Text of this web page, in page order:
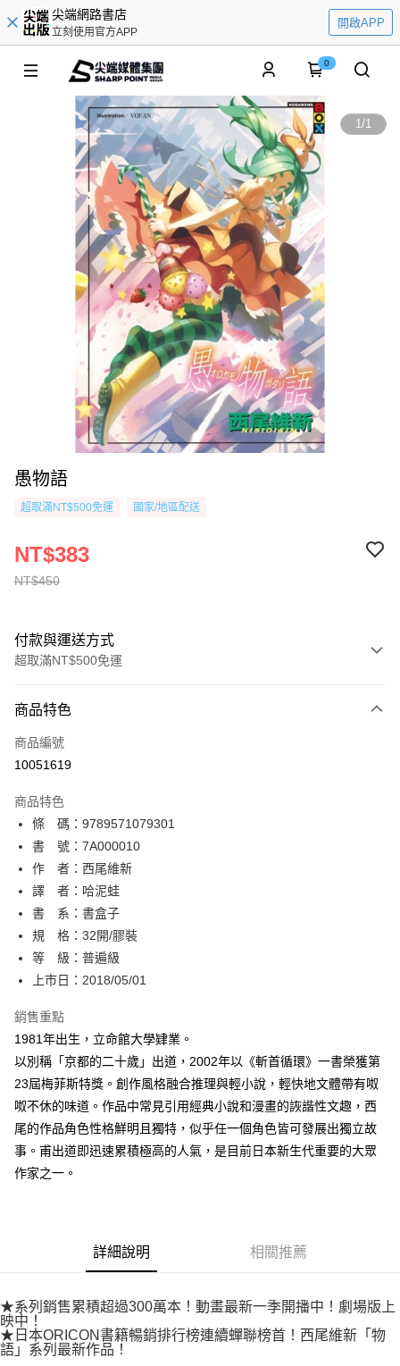
尖端網路書店
立刻使用官方APP
開啟APP
0
1/1
愚物語
超取滿NT$500免運 國家/地區配送
NT$450
NT$383
付款與運送方式
超取滿NT$500免運
信用卡一次付款
超商取貨付款
相關說明
【關於「AFTEE先享後付」】
AFTEE先享後付是「在收到商品之後才付款」的支付方式。 讓您購物簡單
便利好安心！
１．簡單：不需註冊會員、不需綁卡、不需儲值。
２．便利：只要手機號碼，簡訊認證，即可結帳。
３．安心：先確認商品／服務後，再付款。
【「AFTEE先享後付」結帳流程】
１．於結帳方式選擇「AFTEE先享後付」後，將跳轉至「AFTEE先享後付」
結帳頁面，進行簡訊認證並確認金額後，即可完成結帳。
２．訂單成立數日內，您將收到繳費通知簡訊。
ATM／網路銀行／等多元方式進行付款，方視為交易完成。
※ 請注意：結帳手續完成當下不需立刻繳費，但若您需要取消訂單，請聯絡
購買商品的店家。未經商家同意取消之訂單仍視為有效，需透過AFTEE先享
後付繳納相關費用。
※ 交易是否成功請以「AFTEE先享後付 」之結帳頁面顯示為準，若有關於
是否繳費成功／繳費後需取消欲退款等相關疑問，請聯繫「AFTEE先享後付
【注意事項】
１．透過由恩沛科技股份有限公司提供之「AFTEE先享後付」服務完成之交
易，需依本服務之必要範圍內提供個人資料，並將交易相關給付款項請求債
３．未成年的使用者請事先徵得法定代理人或監護人之同意方可使用
「AFTEE先享後付」，若未經同意申辦者引起之損失，本公司不負相關責
時審查核予不同之上限額度；若仍有額度不足之情形，本公司將視審查結果
請求用戶進行身份認證。
５．嚴禁一人註冊多個帳號或使用他人資訊註冊。若發現惡意使用之情形，
恩沛科技股份有限公司將有權停止該用戶之使用額度並採取法律行動。
ATM付款
運送方式
全家取貨付款
每筆NT$80，滿NT$500(含以上)免運費
付款後全家取貨
每筆NT$80，滿NT$500(含以上)免運費
付款後萊爾富取貨
每筆NT$80，滿NT$500(含以上)免運費
7-11取貨付款
每筆NT$80，滿NT$500(含以上)免運費
國家/地區配送 查看運費
商品特色
商品編號
10051619
商品特色
條 碼：9789571079301
書 號：7A000010
作 者：西尾維新
譯 者：哈泥蛙
書 系：書盒子
規 格：32開/膠裝
等 級：普遍級
上市日：2018/05/01
銷售重點
1981年出生，立命館大學肄業。
以別稱「京都的二十歲」出道，2002年以《斬首循環》一書榮獲第
23屆梅菲斯特獎。創作風格融合推理與輕小說，輕快地文體帶有呶
呶不休的味道。作品中常見引用經典小說和漫畫的詼諧性文趣，西
尾的作品角色性格鮮明且獨特，似乎任一個角色皆可發展出獨立故
事。甫出道即迅速累積極高的人氣，是目前日本新生代重要的大眾
作家之一。
詳細說明 相關推薦
★系列銷售累積超過300萬本！動畫最新一季開播中！劇場版上
映中！
★日本ORICON書籍暢銷排行榜連續蟬聯榜首！西尾維新「物
語」系列最新作品！